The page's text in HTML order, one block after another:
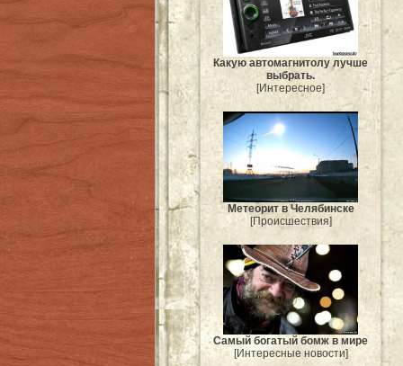
Какую автомагнитолу лучше
выбрать.
[Интересное]
Метеорит в Челябинске
[Происшествия]
Самый богатый бомж в мире
[Интересные новости]